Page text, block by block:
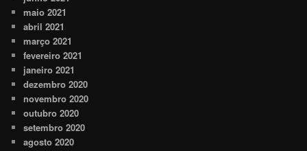
maio 2021
abril 2021
março 2021
fevereiro 2021
janeiro 2021
dezembro 2020
novembro 2020
outubro 2020
setembro 2020
agosto 2020